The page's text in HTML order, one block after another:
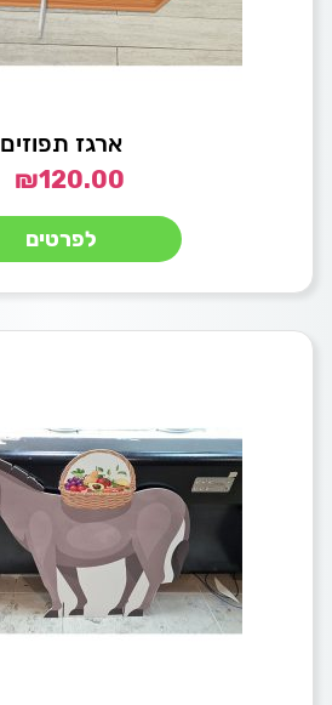
ארגז תפוזים
₪120.00
לפרטים